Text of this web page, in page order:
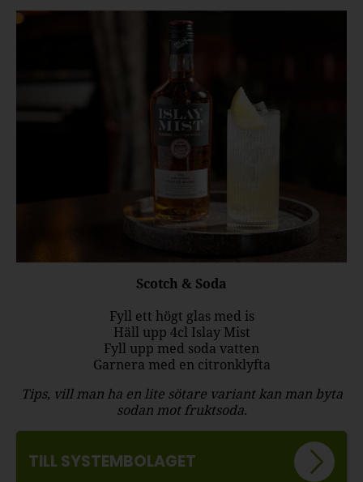
Scotch & Soda
Fyll ett högt glas med is
Häll upp 4cl Islay Mist
Fyll upp med soda vatten
Garnera med en citronklyfta
Tips, vill man ha en lite sötare variant kan man byta
sodan mot fruktsoda.
TILL SYSTEMBOLAGET